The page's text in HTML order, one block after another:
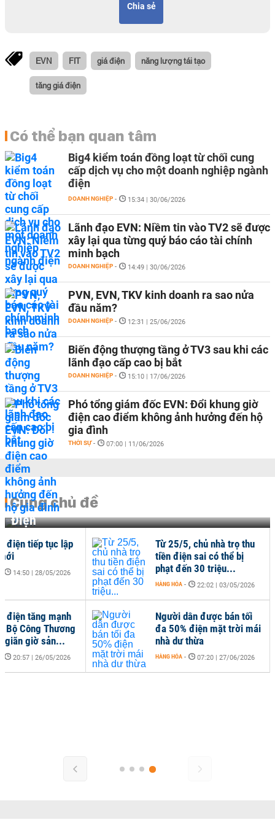
Chia sẻ
EVN FIT giá điện năng lượng tái tạo
tăng giá điện
Có thể bạn quan tâm
Big4 kiểm toán đồng loạt từ chối cung
cấp dịch vụ cho một doanh nghiệp ngành
điện
DOANH NGHIỆP - 15:34 | 30/06/2026
Lãnh đạo EVN: Niềm tin vào TV2 sẽ được
xây lại qua từng quý báo cáo tài chính
minh bạch
DOANH NGHIỆP - 14:49 | 30/06/2026
PVN, EVN, TKV kinh doanh ra sao nửa
đầu năm?
DOANH NGHIỆP - 12:31 | 25/06/2026
Biến động thượng tầng ở TV3 sau khi các
lãnh đạo cấp cao bị bắt
DOANH NGHIỆP - 15:10 | 17/06/2026
Phó tổng giám đốc EVN: Đổi khung giờ
điện cao điểm không ảnh hưởng đến hộ
gia đình
THỜI SỰ - 07:00 | 11/06/2026
Cùng chủ đề
Điện
Người dân được bán tối
đa 50% điện mặt trời mái
nhà dư thừa
HÀNG HÓA - 07:20 | 27/06/2026
điện tiếp tục lập
14:50 | 28/05/2026
điện tăng mạnh
Bộ Công Thương
giãn giờ sản...
20:57 | 26/05/2026
Từ 25/5, chủ nhà trọ thu
tiền điện sai có thể bị
phạt đến 30 triệu...
HÀNG HÓA - 22:02 | 03/05/2026